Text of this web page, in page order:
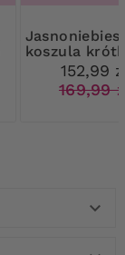
Jasnoniebieska
koszula
rękaw152,99
169,99
